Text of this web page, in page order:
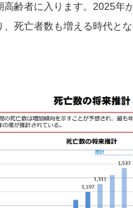
高齢者に入ります。2025年
死亡者数も増える時代とな